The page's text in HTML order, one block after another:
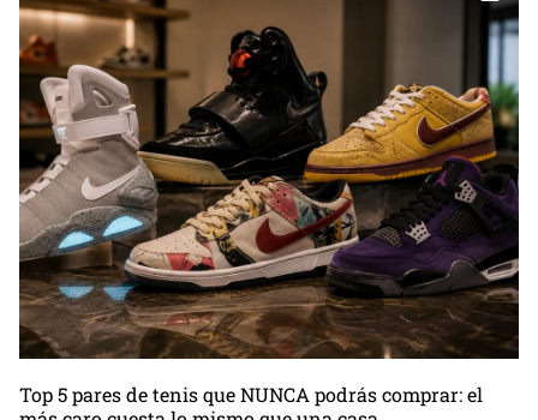
Top 5 pares de tenis que NUNCA podrás comprar: el